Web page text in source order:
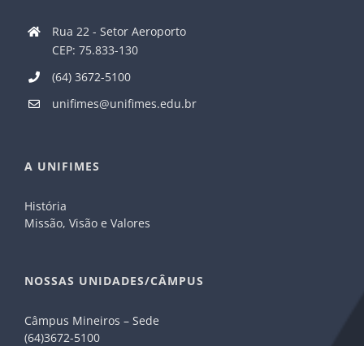
Rua 22 - Setor Aeroporto
CEP: 75.833-130
(64) 3672-5100
unifimes@unifimes.edu.br
A UNIFIMES
História
Missão, Visão e Valores
NOSSAS UNIDADES/CÂMPUS
Câmpus Mineiros – Sede
(64)3672-5100